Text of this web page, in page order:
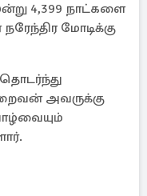
4,399 நாட்களை
மோடிக்கு
அவருக்கு